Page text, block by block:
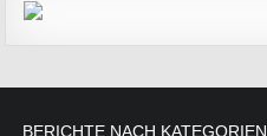
BERICHTE NACH KATEGORIEN